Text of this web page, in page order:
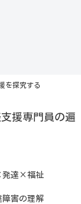
を探究する
援専門員の遍
達×福祉
障害の理解